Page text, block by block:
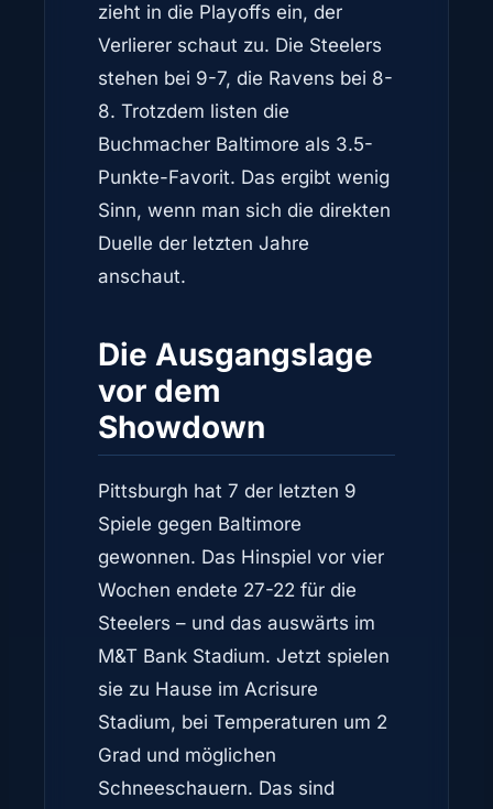
zieht in die Playoffs ein, der
Verlierer schaut zu. Die Steelers
stehen bei 9-7, die Ravens bei 8-
8. Trotzdem listen die
Buchmacher Baltimore als 3.5-
Punkte-Favorit. Das ergibt wenig
Sinn, wenn man sich die direkten
Duelle der letzten Jahre
anschaut.
Die Ausgangslage
vor dem
Showdown
Pittsburgh hat 7 der letzten 9
Spiele gegen Baltimore
gewonnen. Das Hinspiel vor vier
Wochen endete 27-22 für die
Steelers – und das auswärts im
M&T Bank Stadium. Jetzt spielen
sie zu Hause im Acrisure
Stadium, bei Temperaturen um 2
Grad und möglichen
Schneeschauern. Das sind